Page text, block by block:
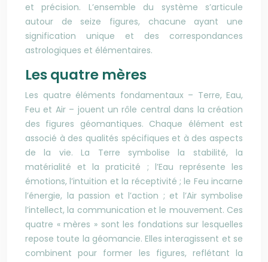
et précision. L’ensemble du système s’articule
autour de seize figures, chacune ayant une
signification unique et des correspondances
astrologiques et élémentaires.
Les quatre mères
Les quatre éléments fondamentaux – Terre, Eau,
Feu et Air – jouent un rôle central dans la création
des figures géomantiques. Chaque élément est
associé à des qualités spécifiques et à des aspects
de la vie. La Terre symbolise la stabilité, la
matérialité et la praticité ; l’Eau représente les
émotions, l’intuition et la réceptivité ; le Feu incarne
l’énergie, la passion et l’action ; et l’Air symbolise
l’intellect, la communication et le mouvement. Ces
quatre « mères » sont les fondations sur lesquelles
repose toute la géomancie. Elles interagissent et se
combinent pour former les figures, reflétant la